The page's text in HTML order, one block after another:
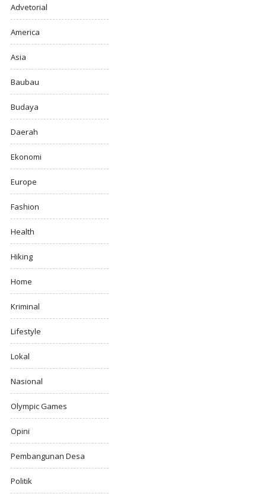
Advetorial
America
Asia
Baubau
Budaya
Daerah
Ekonomi
Europe
Fashion
Health
Hiking
Home
Kriminal
Lifestyle
Lokal
Nasional
Olympic Games
Opini
Pembangunan Desa
Politik